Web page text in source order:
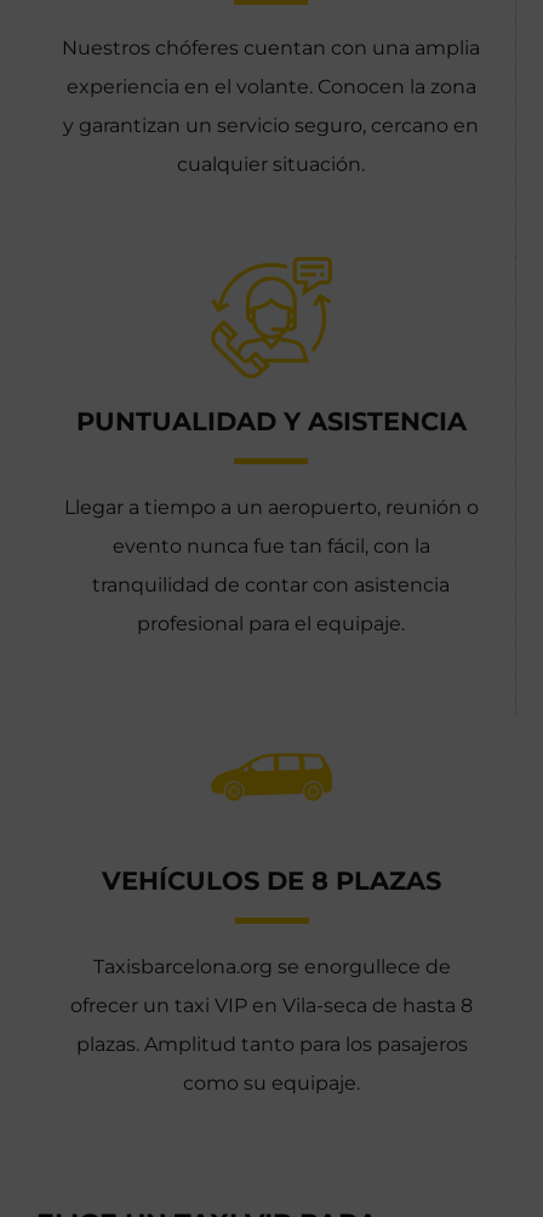
Nuestros chóferes cuentan con una amplia
experiencia en el volante. Conocen la zona
y garantizan un servicio seguro, cercano en
cualquier situación.
PUNTUALIDAD Y ASISTENCIA
Llegar a tiempo a un aeropuerto, reunión o
evento nunca fue tan fácil, con la
tranquilidad de contar con asistencia
profesional para el equipaje.
VEHÍCULOS DE 8 PLAZAS
Taxisbarcelona.org se enorgullece de
ofrecer un taxi VIP en Vila-seca de hasta 8
plazas. Amplitud tanto para los pasajeros
como su equipaje.